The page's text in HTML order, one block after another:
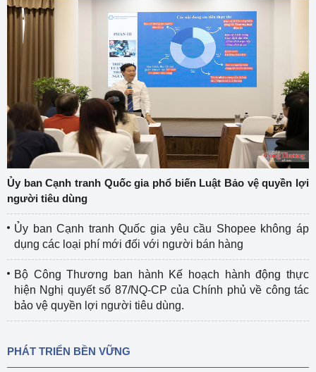
Ủy ban Cạnh tranh Quốc gia phổ biến Luật Bảo vệ quyền lợi
người tiêu dùng
Ủy ban Cạnh tranh Quốc gia yêu cầu Shopee không áp
dụng các loại phí mới đối với người bán hàng
Bộ Công Thương ban hành Kế hoạch hành động thực
hiện Nghị quyết số 87/NQ-CP của Chính phủ về công tác
bảo vệ quyền lợi người tiêu dùng.
PHÁT TRIỂN BỀN VỮNG